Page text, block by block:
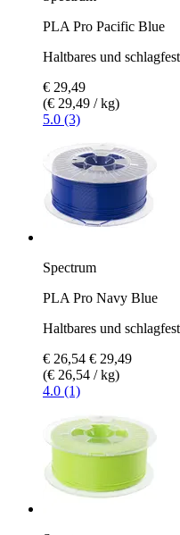
PLA Pro Pacific Blue
Haltbares und
€ 29,49
(€ 29,49 / kg)
5.0 (3)
Spectrum
PLA Pro Navy Blue
Haltbares und
€ 26,54 € 29,49
(€ 26,54 / kg)
4.0 (1)